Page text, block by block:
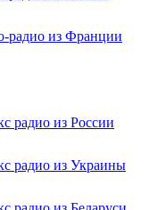
радио из Франции
радио из России
радио из Украины